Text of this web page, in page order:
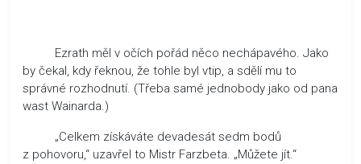
Ezrath měl v očích pořád něco nechápavého. Jako
by čekal, kdy řeknou, že tohle byl vtip, a sdělí mu to
správné rozhodnutí. (Třeba samé jednobody jako od pana
wast Wainarda.)
„Celkem získáváte devadesát sedm bodů
z pohovoru,“ uzavřel to Mistr Farzbeta. „Můžete jít.“